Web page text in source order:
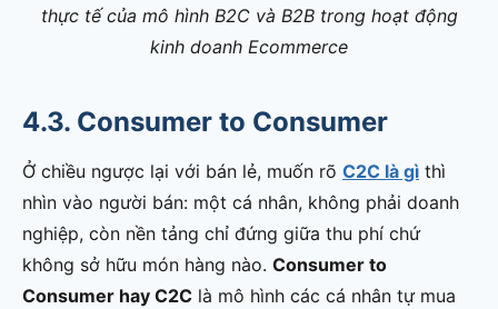
thực tế của mô hình B2C và B2B trong hoạt động
kinh doanh Ecommerce
4.3. Consumer to Consumer
Ở chiều ngược lại với bán lẻ, muốn rõ C2C là gì thì
nhìn vào người bán: một cá nhân, không phải doanh
nghiệp, còn nền tảng chỉ đứng giữa thu phí chứ
không sở hữu món hàng nào. Consumer to
Consumer hay C2C là mô hình các cá nhân tự mua